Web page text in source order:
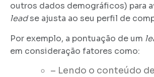
outros dados demográficos) para
leadse ajusta ao seu perfil de
Por exemplo, a pontuação de um
em consideração fatores como:
– Lendo o conteúdo